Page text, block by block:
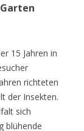
15 Jahren in
richteten
der Insekten.
sich
blühende